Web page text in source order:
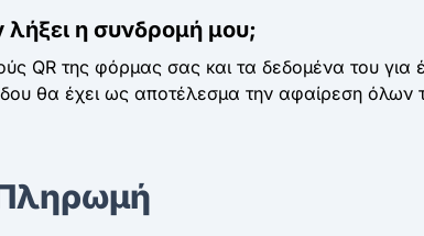
λήξει η συνδρομή μου;
QR της φόρμας σας και τα δεδομένα του για
θα έχει ως αποτέλεσμα την αφαίρεση